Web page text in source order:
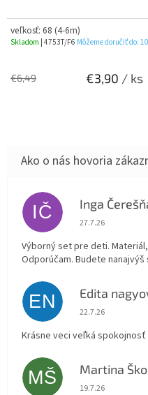
veľkosť: 68 (4-6m)
Skladom | 4753T/F6 Môžeme doručiť do:
€6,49 €3,90 / ks
IČ Inga
Hodnotenie
27.7.26
Výborný set pre deti.
Odporúčam. Budete nanajvýš
EN Edita
Hodnotenie
22.7.26
Krásne veci veľká
MŠ Martina
Hodnotenie
19.7.26